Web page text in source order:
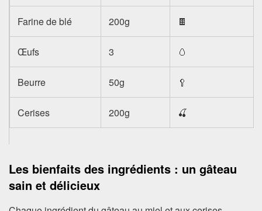
Farine de blé 200g 🍫
Œufs 3 🥚
Beurre 50g 🥄
Cerises 200g 🍒
Les bienfaits des ingrédients : un gâteau
sain et délicieux